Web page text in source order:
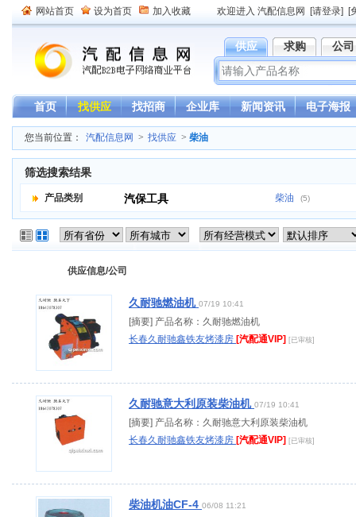
网站首页 设为首页 加入收藏 欢迎进入 汽配信息网 [请登录] [
供应 求购 公司
首页 找供应 找招商 企业库 新闻资讯 电子海报
您当前位置： 汽配信息网 > 找供应 > 柴油
筛选搜索结果
产品类别 汽保工具 柴油 (5)
供应信息/公司
久耐驰燃油机 07/19 10:41
[摘要] 产品名称：久耐驰燃油机
长春久耐驰鑫铁友烤漆房 [汽配通VIP] [已审核]
久耐驰意大利原装柴油机 07/19 10:41
[摘要] 产品名称：久耐驰意大利原装柴油机
长春久耐驰鑫铁友烤漆房 [汽配通VIP] [已审核]
柴油机油CF-4 06/08 11:21